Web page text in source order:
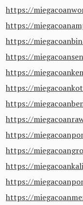
https://
https://
https://
https://
https://
https://
https://
https://
https://
https://
https://
https://
https://